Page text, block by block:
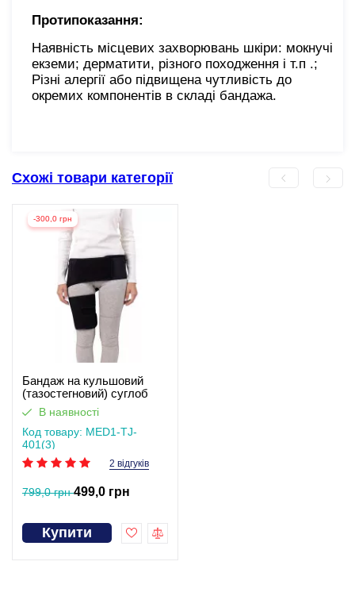
Протипоказання:
Наявність місцевих захворювань шкіри: мокнучі
екземи; дерматити, різного походження і т.п .;
Різні алергії або підвищена чутливість до
окремих компонентів в складі бандажа.
Схожі товари категорії
-300,0 грн
Бандаж на кульшовий
(тазостегновий) суглоб
неопреновий MED1‑TJ‑401(3)
– універсальний
двосторонній
В наявності
Код товару: MED1-TJ-
401(3)
2 відгуків
799,0 грн499,0 грн
Купити